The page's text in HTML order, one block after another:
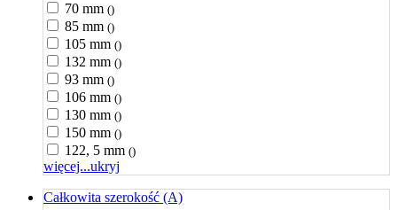
70 mm ()
85 mm ()
105 mm ()
132 mm ()
93 mm ()
106 mm ()
130 mm ()
150 mm ()
122, 5 mm ()
więcej...ukryj
Całkowita szerokość (A)